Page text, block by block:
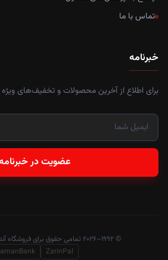
تماس با ما
خبرنامه
برای اطلاع از آخرین محصولات و تخفیف‌های
عضویت در
© ۱۹۹۲–۲۰۲۶ تمامی حقوق برای فروشگاه آندلس محفوظ است.
ZarinPal